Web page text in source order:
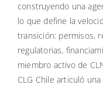
construyendo una
lo que define la
transición: permisos,
regulatorias,
miembro activo de
CLG Chile articuló